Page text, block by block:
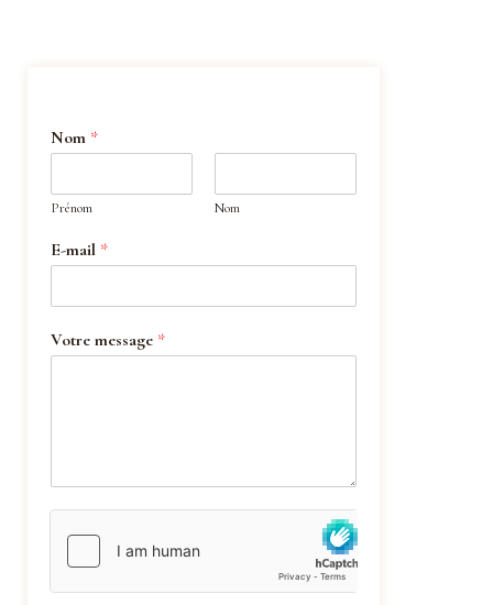
Nom *
Prénom Nom
E-mail *
Votre message *